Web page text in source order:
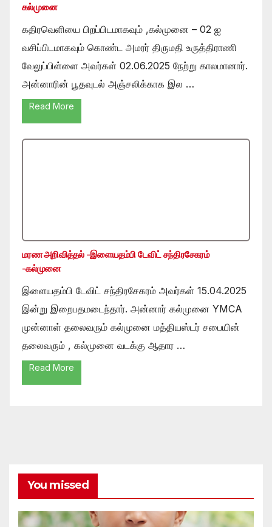
கல்முனை
கதிரவெளியை பிறப்பிடமாகவும் ,கல்முனை – 02 ஐ
வசிப்பிடமாகவும் கொண்ட அமரர் திருமதி உருத்திராணி
வேலுப்பிள்ளை அவர்கள் 02.06.2025 நேற்று காலமானார்.
அன்னாரின் பூதவுடல் அஞ்சலிக்காக இல …
Read More
மரண அறிவித்தல் -இளையதம்பி டேவிட் சந்திரசேகரம்
-கல்முனை
இளையதம்பி டேவிட் சந்திரசேகரம் அவர்கள் 15.04.2025
இன்று இறைபதமடைந்தார். அன்னார் கல்முனை YMCA
முன்னாள் தலைவரும் கல்முனை மத்தியஸ்டர் சபையின்
தலைவரும் , கல்முனை வடக்கு ஆதார …
Read More
You missed